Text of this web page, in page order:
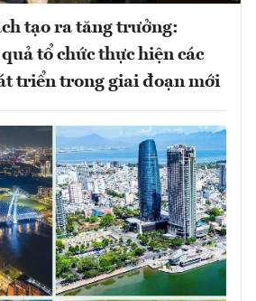
tạo ra tăng trưởng:
tổ chức thực hiện các
triển trong giai đoạn mới